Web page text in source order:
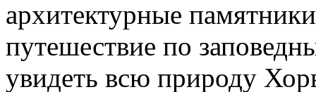
архитектурные
путешествие по
увидеть всю природу